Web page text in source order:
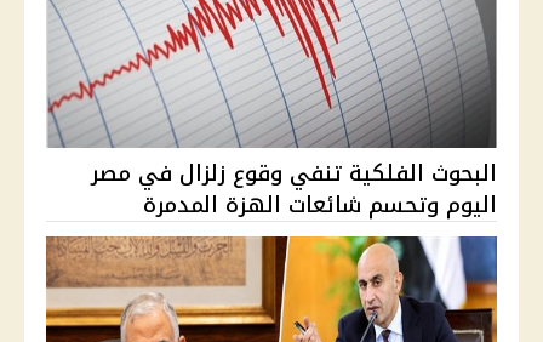
البحوث الفلكية تنفي وقوع زلزال في مصر
اليوم وتحسم شائعات الهزة المدمرة